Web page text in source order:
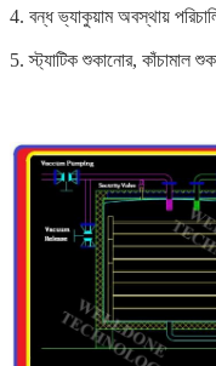
4. বন্ধ ভ্যাকুয়াম অবস্থায়
5. স্ট্যাটিক শুকানোর, কাঁচামাল